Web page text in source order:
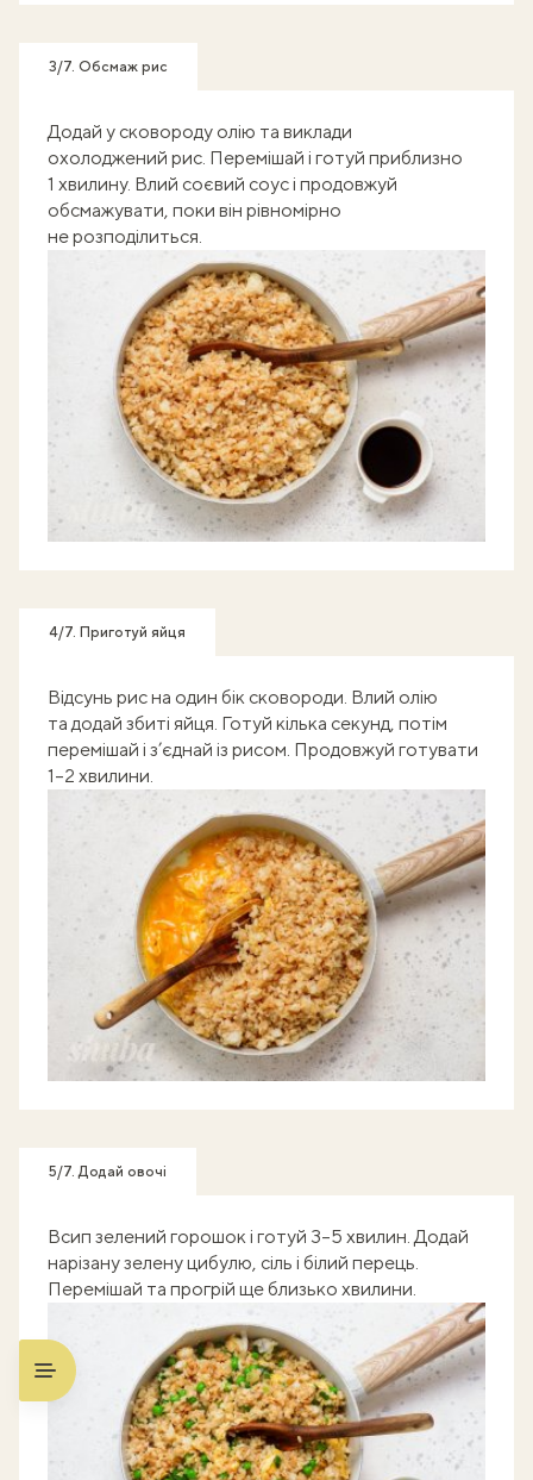
3/7. Обсмаж рис
Додай у сковороду олію та виклади
охолоджений рис. Перемішай і готуй приблизно
1 хвилину. Влий соєвий соус і продовжуй
обсмажувати, поки він рівномірно
не розподілиться.
4/7. Приготуй яйця
Відсунь рис на один бік сковороди. Влий олію
та додай збиті яйця. Готуй кілька секунд, потім
перемішай і з’єднай із рисом. Продовжуй готувати
1–2 хвилини.
5/7. Додай овочі
Всип зелений горошок і готуй 3–5 хвилин. Додай
нарізану зелену цибулю, сіль і білий перець.
Перемішай та прогрій ще близько хвилини.